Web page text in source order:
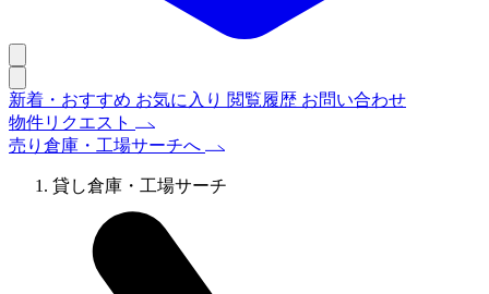
新着・おすすめ お気に入り 閲覧履歴 お問い合わせ
物件リクエスト
売り倉庫・工場サーチへ
貸し倉庫・工場サーチ